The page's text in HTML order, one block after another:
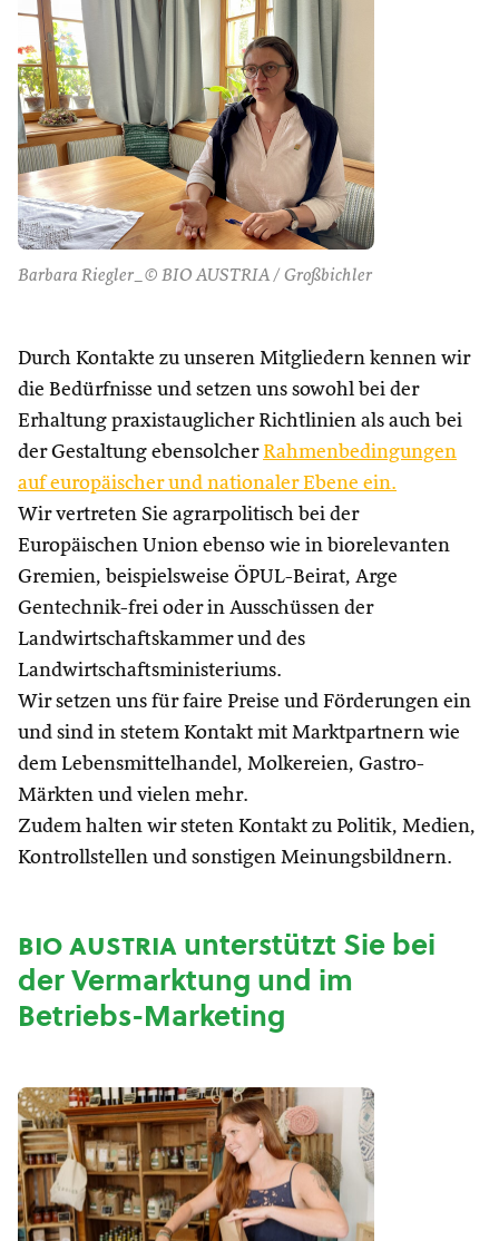
Barbara Riegler_© BIO AUSTRIA / Großbichler
Durch Kontakte zu unseren Mitgliedern kennen wir
die Bedürfnisse und setzen uns sowohl bei der
Erhaltung praxistauglicher Richtlinien als auch bei
der Gestaltung ebensolcher Rahmenbedingungen
auf europäischer und nationaler Ebene ein.
Wir vertreten Sie agrarpolitisch bei der
Europäischen Union ebenso wie in biorelevanten
Gremien, beispielsweise ÖPUL-Beirat, Arge
Gentechnik-frei oder in Ausschüssen der
Landwirtschaftskammer und des
Landwirtschaftsministeriums.
Wir setzen uns für faire Preise und Förderungen ein
und sind in stetem Kontakt mit Marktpartnern wie
dem Lebensmittelhandel, Molkereien, Gastro-
Märkten und vielen mehr.
Zudem halten wir steten Kontakt zu Politik, Medien,
Kontrollstellen und sonstigen Meinungsbildnern.
bio austriaunterstützt Sie bei
der Vermarktung und im
Betriebs-Marketing